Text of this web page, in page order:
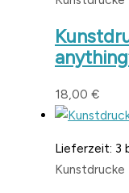
18,00 €
Lieferzeit: 3
Kunstdrucke